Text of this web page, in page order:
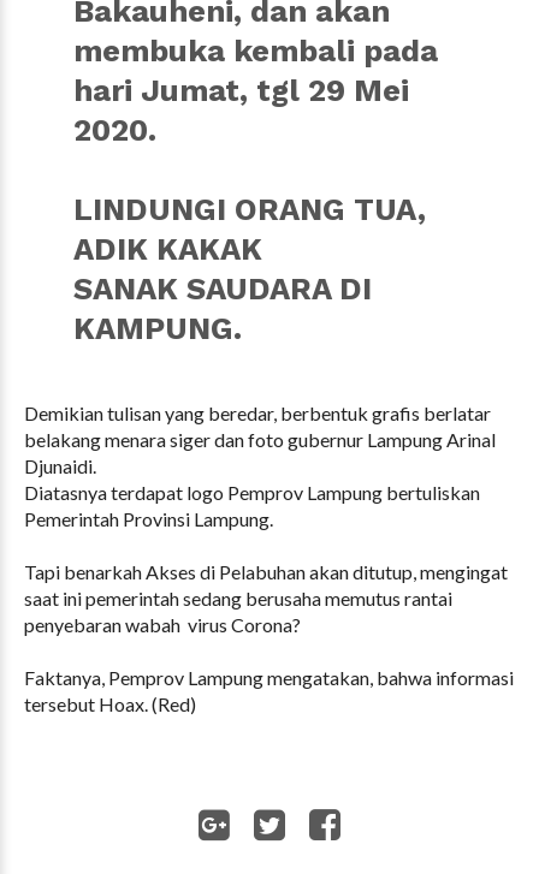
Bakauheni, dan akan
membuka kembali pada
hari Jumat, tgl 29 Mei
2020.
LINDUNGI ORANG TUA,
ADIK KAKAK
SANAK SAUDARA DI
KAMPUNG.
Demikian tulisan yang beredar, berbentuk grafis berlatar
belakang menara siger dan foto gubernur Lampung Arinal
Djunaidi.
Diatasnya terdapat logo Pemprov Lampung bertuliskan
Pemerintah Provinsi Lampung.
Tapi benarkah Akses di Pelabuhan akan ditutup, mengingat
saat ini pemerintah sedang berusaha memutus rantai
penyebaran wabah virus Corona?
Faktanya, Pemprov Lampung mengatakan, bahwa informasi
tersebut Hoax. (Red)